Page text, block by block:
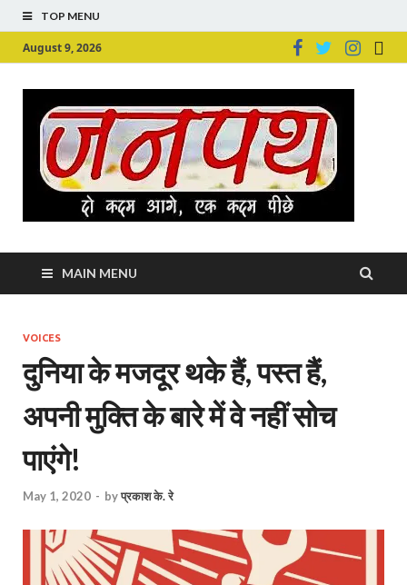
TOP MENU
August 9, 2026
MAIN MENU
VOICES
दुनिया के मजदूर थके हैं, पस्त हैं,
अपनी मुक्ति के बारे में वे नहीं सोच
पाएंगे!
May 1, 2020 - byप्रकाश के. रे